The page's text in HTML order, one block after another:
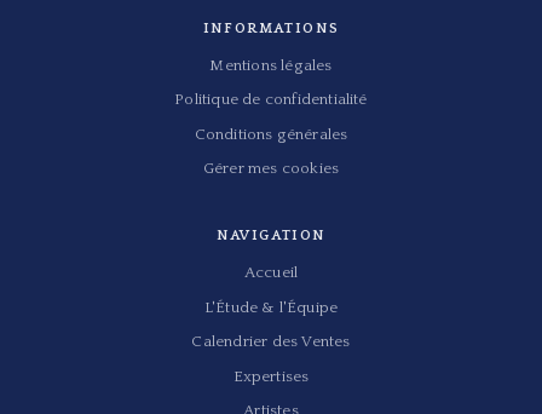
INFORMATIONS
Mentions légales
Politique de confidentialité
Conditions générales
Gérer mes cookies
NAVIGATION
Accueil
L'Étude & l'Équipe
Calendrier des Ventes
Expertises
Artistes